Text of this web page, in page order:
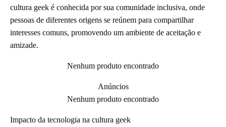
cultura geek é conhecida por sua comunidade inclusiva, onde
pessoas de diferentes origens se reúnem para compartilhar
interesses comuns, promovendo um ambiente de aceitação e
amizade.
Nenhum produto encontrado
Anúncios
Nenhum produto encontrado
Impacto da tecnologia na cultura geek